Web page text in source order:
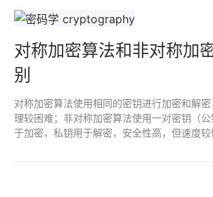
对称加密算法和非对称加
别
对称加密算法使用相同的密钥进行加密和解
理较困难；非对称加密算法使用一对密钥（
于加密，私钥用于解密，安全性高，但速度较